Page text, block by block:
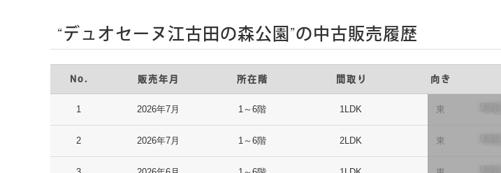
“デュオセーヌ江古田の森公園”の中古販売履歴
No. 販売年月 所在階 間取り 向き
1 2026年7月 1～6階 1LDK 東
2 2026年7月 1～6階 2LDK 東